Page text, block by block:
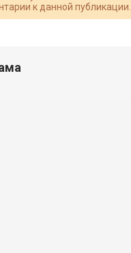
к данной публикации.